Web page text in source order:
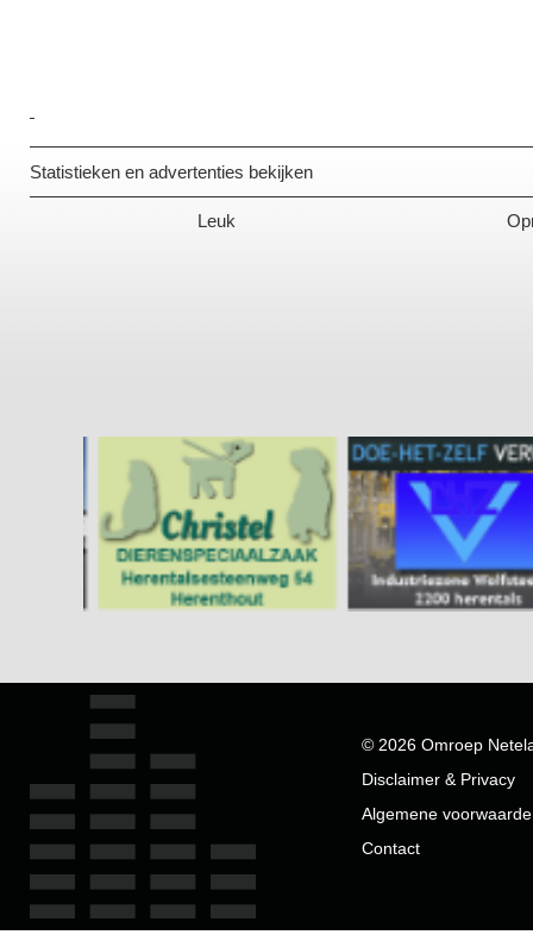
Statistieken en advertenties bekijken
Leuk
© 2026 Omroep
Disclaimer & Privacy
Algemene
Contact